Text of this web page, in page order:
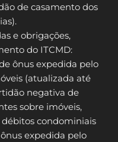
de casamento dos
e obrigações,
do ITCMD:
ônus expedida pelo
(atualizada até
negativa de
sobre imóveis,
condominiais
expedida pelo